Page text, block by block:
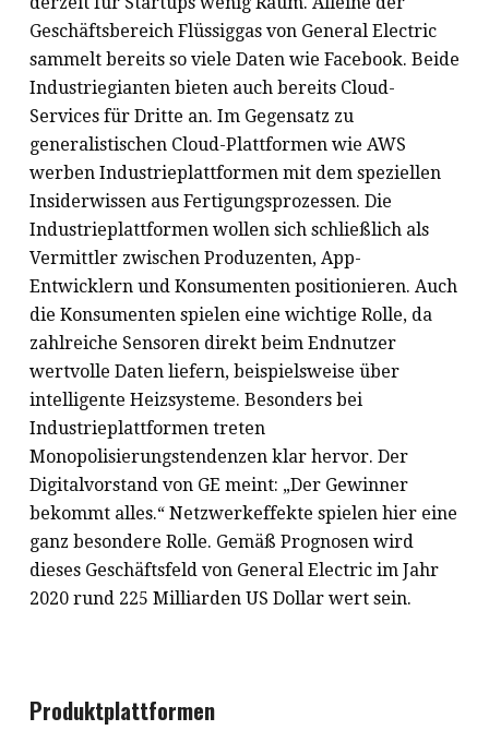
Geschäftsbereich Flüssiggas von General Electric
sammelt bereits so viele Daten wie Facebook. Beide
Industriegianten bieten auch bereits Cloud-
Services für Dritte an. Im Gegensatz zu
generalistischen Cloud-Plattformen wie AWS
werben Industrieplattformen mit dem speziellen
Insiderwissen aus Fertigungsprozessen. Die
Industrieplattformen wollen sich schließlich als
Vermittler zwischen Produzenten, App-
Entwicklern und Konsumenten positionieren. Auch
die Konsumenten spielen eine wichtige Rolle, da
zahlreiche Sensoren direkt beim Endnutzer
wertvolle Daten liefern, beispielsweise über
intelligente Heizsysteme. Besonders bei
Industrieplattformen treten
Monopolisierungstendenzen klar hervor. Der
Digitalvorstand von GE meint: „Der Gewinner
bekommt alles.“ Netzwerkeffekte spielen hier eine
ganz besondere Rolle. Gemäß Prognosen wird
dieses Geschäftsfeld von General Electric im Jahr
2020 rund 225 Milliarden US Dollar wert sein.
Produktplattformen